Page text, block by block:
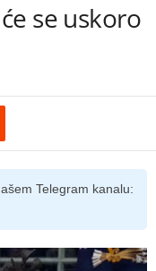
se uskoro
Telegram kanalu: